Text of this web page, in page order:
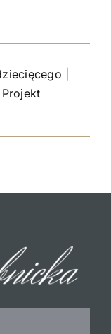
Projekt